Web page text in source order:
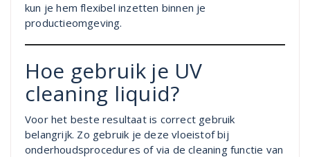
kun je hem flexibel inzetten binnen je
productieomgeving.
Hoe gebruik je UV
cleaning liquid?
Voor het beste resultaat is correct gebruik
belangrijk. Zo gebruik je deze vloeistof bij
onderhoudsprocedures of via de cleaning functie van